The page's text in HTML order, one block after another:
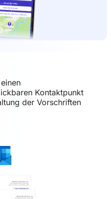
Kontaktpunkt
der Vorschriften